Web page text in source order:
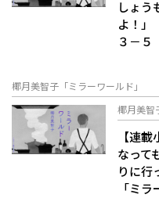
しょう
よ！」
３－５
椰月美智子「ミラーワールド」
椰月美智
【連
なって
りに
「ミ